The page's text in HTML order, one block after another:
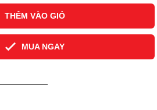
THÊM VÀO GIỎ
MUA NGAY